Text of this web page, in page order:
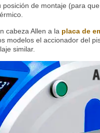
de montaje (para
cabeza Allen a la placa de
modelos el accionador del
similar.